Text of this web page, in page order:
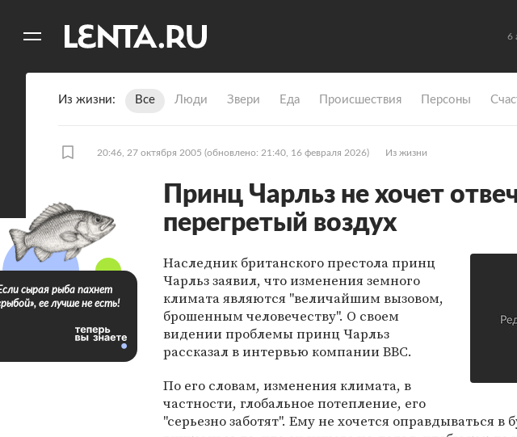
6
Из жизни Все Люди Звери Еда Происшествия Персоны
20:46, 27 октября 2005 (обновлено: 21:40, 16 февраля 2026) Из жизни
Принц Чарльз не хочет
перегретый воздух
Наследник британского престола принц
Чарльз заявил, что изменения земного
климата являются "величайшим вызовом,
брошенным человечеству". О своем
видении проблемы принц Чарльз
рассказал в интервью компании ВВС.
По его словам, изменения климата, в
частности, глобальное потепление, его
"серьезно заботят". Ему не хочется оправдываться
сырая рыба пахнет
ее лучше не есть!